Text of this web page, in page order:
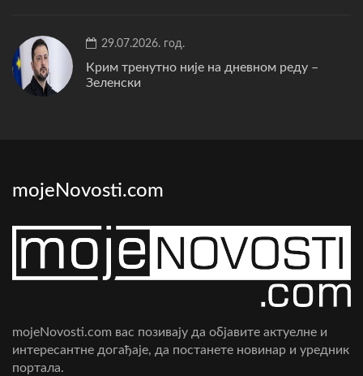
29.07.2026. год.
Крим тренутно није на дневном реду –
Зеленски
mojeNovosti.com
mojeNovosti.com вас позивају да објавите актуелне и
интересантне догађаје, да постанете новинар и уредник
портала.